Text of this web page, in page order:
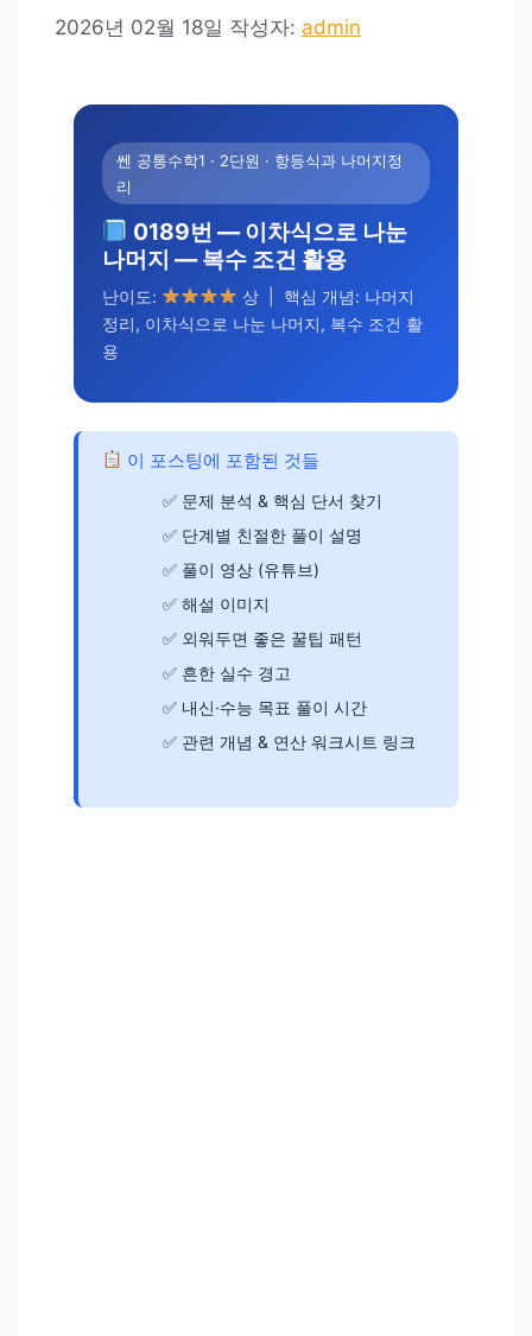
2026년 02월 18일 작성자: admin
쎈 공통수학1 · 2단원 · 항등식과 나머지정
리
0189번 — 이차식으로 나눈
나머지 — 복수 조건 활용
난이도:
상 | 핵심 개념: 나머지
정리, 이차식으로 나눈 나머지, 복수 조건 활
용
이 포스팅에 포함된 것들
문제 분석 & 핵심 단서 찾기
단계별 친절한 풀이 설명
풀이 영상 (유튜브)
해설 이미지
외워두면 좋은 꿀팁 패턴
흔한 실수 경고
내신·수능 목표 풀이 시간
관련 개념 & 연산 워크시트 링크